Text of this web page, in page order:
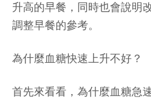
升高的早餐，同時也會說明
調整早餐的參考。
為什麼血糖快速上升不好？
首先來看看，為什麼血糖急